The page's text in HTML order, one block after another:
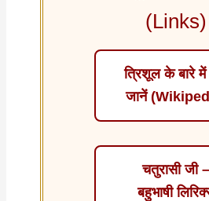
(Links)
त्रिशूल के बारे
जानें
चतुरासी जी –
बहुभाषी